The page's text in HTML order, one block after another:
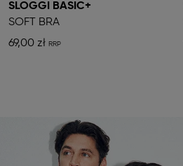
SLOGGI BASIC+
SOFT BRA
69,00 zł